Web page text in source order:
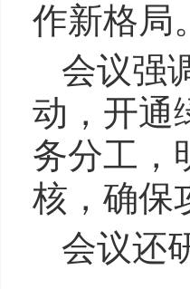
作新格局。
会议强
动，开通
务分工，
核，确保
会议还